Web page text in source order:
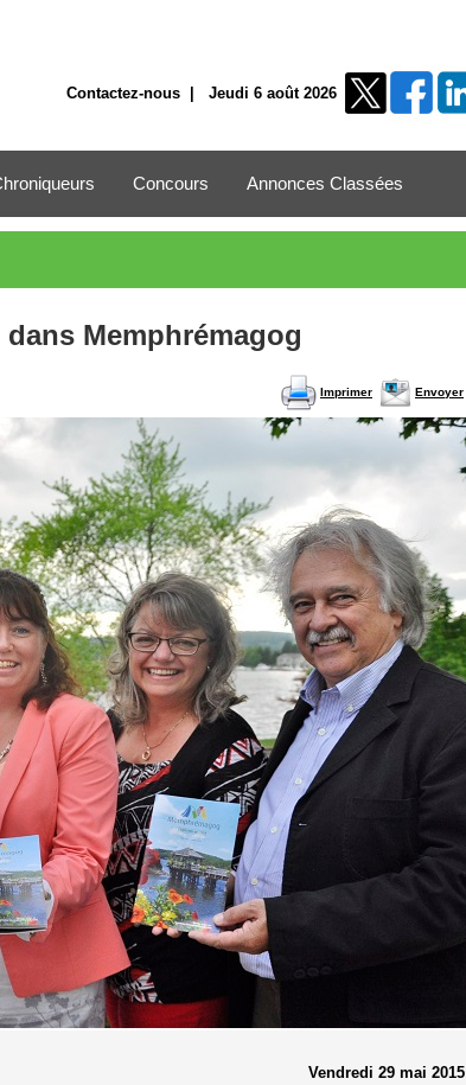
Contactez-nous| Jeudi 6 août 2026
Concours Annonces Classées
Memphrémagog
Imprimer Envoyer
Vendredi 29 mai 2015